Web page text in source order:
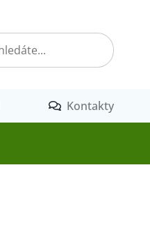
Kontakty